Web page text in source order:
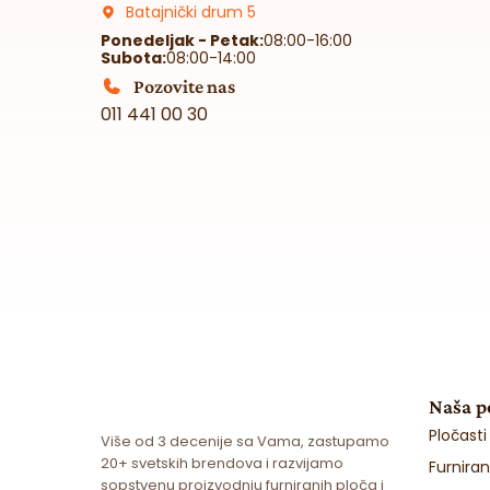
Batajnički drum 5
Ponedeljak - Petak:08:00-16:00
Subota:08:00-14:00
Pozovite nas
011 441 00 30
Više od 3 decenije sa Vama, zastupamo
20+ svetskih brendova i razvijamo
sopstvenu proizvodnju furniranih ploča i
Naša